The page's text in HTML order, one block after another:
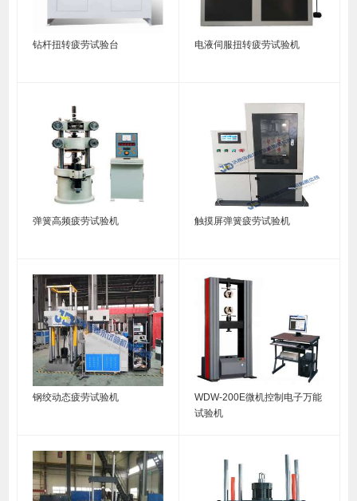
钻杆扭转疲劳试验台 电液伺服扭转疲劳试验机
弹簧高频疲劳试验机 触摸屏弹簧疲劳试验机
钢绞动态疲劳试验机
WDW-200E微机控制电子万能
试验机